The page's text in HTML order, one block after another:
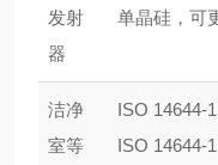
发射
器
单晶硅，可
洁净
室等
ISO 14644-
ISO 14644-